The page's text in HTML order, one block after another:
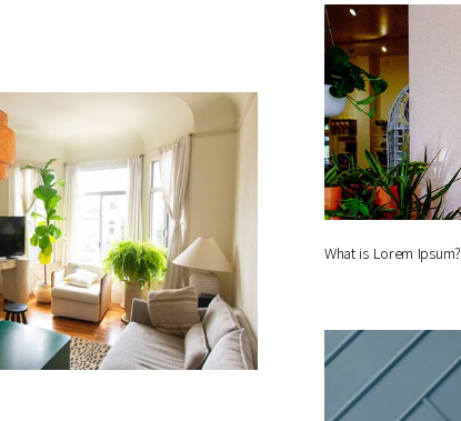
What is Lorem Ipsum?